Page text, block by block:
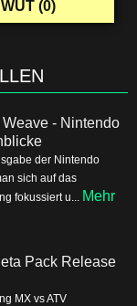
WUT (0)
Weave - Nintendo
der Nintendo
sich auf das
fokussiert u... Mehr
Pack Release
MX vs ATV